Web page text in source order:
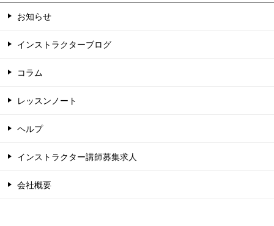
お知らせ
インストラクターブログ
コラム
レッスンノート
ヘルプ
インストラクター講師募集求人
会社概要